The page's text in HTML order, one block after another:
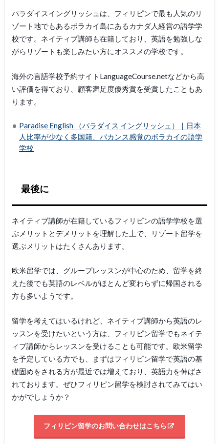
パラダイスイングリッシュは、フィリピンで最も人気のリ
ゾート地でもあるボラカイ島にあるカナダ人経営の語学学
校です。ネイティブ講師も在籍しており、英語を勉強しな
がらリゾートも楽しみたい方にオススメの学校です。
海外の言語学校予約サイトLanguageCourse.netなどから高
い評価を得ており、顧客満足度優秀賞を受賞したこともあ
ります。
Paradise English （パラダイス イングリッシュ）｜日本
人比率が少なく多国籍、バカンス感覚のボラカイの語学
学校
最後に
ネイティブ講師が在籍しているフィリピンの語学学校を選
ぶメリットとデメリットを理解した上で、リゾート留学を
選ぶメリットはたくさんあります。
欧米留学では、グループレッスンが中心のため、留学を終
えた後でも英語のレベルがほとんど変わらずに帰国される
方も多いようです。
留学を考えてはいるけれど、ネイティブ講師から英語のレ
ッスンを受けたいという方は、フィリピン留学でもネイテ
ィブ講師からレッスンを受けることも可能です。欧米留学
を予定している方でも、まずはフィリピン留学で英語の基
礎固めをされる方が最近では増えており、英語力を伸ばさ
れております。ぜひフィリピン留学を検討されてみてはい
かがでしょうか？
フィリピン留学のお問い合わせはこちら